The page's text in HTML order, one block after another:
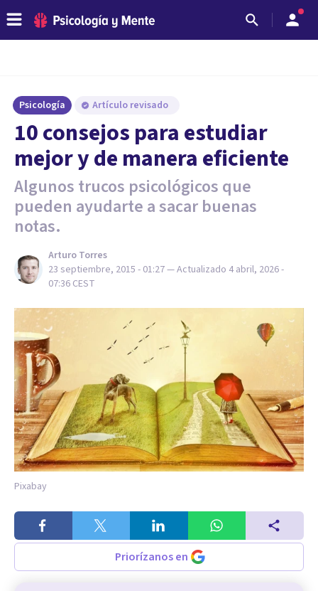
Psicología Artículo revisado
​10 consejos para estudiar
mejor y de manera eficiente
Algunos trucos psicológicos que
pueden ayudarte a sacar buenas
notas.
Arturo Torres
23 septiembre, 2015 - 01:27— Actualizado 4 abril, 2026 -
07:36 CEST
Pixabay
Priorízanos en